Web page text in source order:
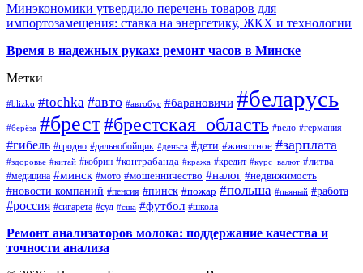
Минэкономики утвердило перечень товаров для
импортозамещения: ставка на энергетику, ЖКХ и технологии
Время в надежных руках: ремонт часов в Минске
Метки
#blizko #tochka #авто #автобус #барановичи #беларусь
#берёза #брест#брестская_область #вело #германия
#гибель #гродно #дальнобойщик #деньга #дети #животное #зарплата
#здоровье #китай #кобрин #контрабанда #кража #кредит #курс_валют #литва
#медицина #минск #мото #мошенничество #налог #недвижимость
#новости компаний #пенсия #пинск #пожар #польша #пьяный #работа
#россия #сигарета #суд #сша #футбол #школа
Ремонт анализаторов молока: поддержание качества и
точности анализа